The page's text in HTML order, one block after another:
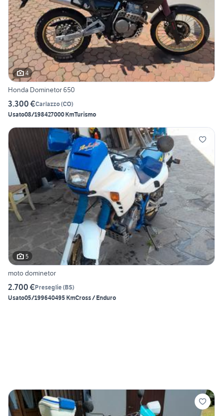
4
Honda Dominetor 650
3.300 €Carlazzo(CO)
Usato08/198427000 KmTurismo
5
moto dominetor
2.700 €Preseglie(BS)
Usato05/199640495 KmCross / Enduro